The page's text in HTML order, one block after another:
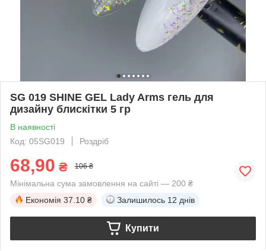
SG 019 SHINE GEL Lady Arms гель для
дизайну блискітки 5 гр
В наявності
Код: 05SG019
Роздріб
68,90 ₴ 106 ₴
Мінімальна сума замовлення на сайті — 200 ₴
Економія 37.10 ₴ Залишилось 12 днів
Купити